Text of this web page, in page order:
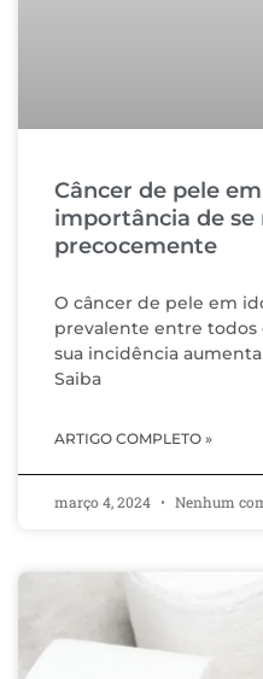
Câncer de pele
importância de se
precocemente
O câncer de pele em
prevalente entre todos
sua incidência
Saiba
ARTIGO COMPLETO »
março 4, 2024 Nenhum